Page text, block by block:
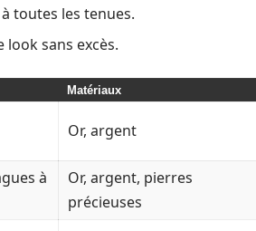
toutes les tenues.
sans excès.
Matériaux
Or, argent
à
Or, argent, pierres
précieuses